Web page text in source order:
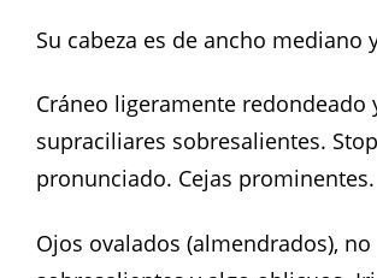
Su cabeza es de ancho mediano
Cráneo ligeramente redondeado
supraciliares sobresalientes. Stop
pronunciado. Cejas prominentes.
Ojos ovalados (almendrados), no